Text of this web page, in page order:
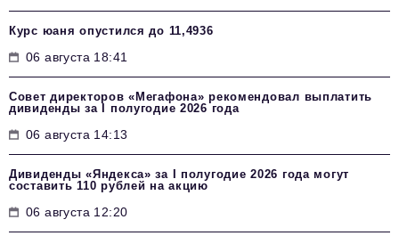
Курс юаня опустился до 11,4936
06 августа 18:41
Совет директоров «Мегафона» рекомендовал выплатить
дивиденды за I полугодие 2026 года
06 августа 14:13
Дивиденды «Яндекса» за I полугодие 2026 года могут
составить 110 рублей на акцию
06 августа 12:20